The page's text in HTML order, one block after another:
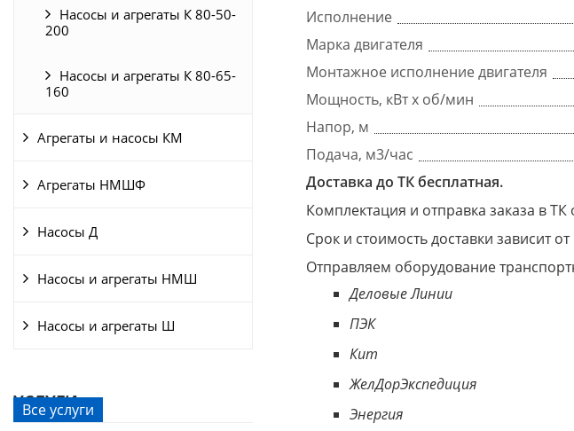
Насосы и агрегаты К 80-50-
200
Насосы и агрегаты К 80-65-
160
Агрегаты и насосы КМ
Агрегаты НМШФ
Насосы Д
Насосы и агрегаты НМШ
Насосы и агрегаты Ш
УСЛУГИ
Все услуги
Исполнение
Марка двигателя
Монтажное исполнение двигателя
Мощность, кВт x об/мин
Напор, м
Подача, м3/час
Доставка до ТК бесплатная.
Комплектация и отправка заказа в
Срок и стоимость доставки зависит
Отправляем оборудование
Деловые Линии
ПЭК
Кит
ЖелДорЭкспедиция
Энергия